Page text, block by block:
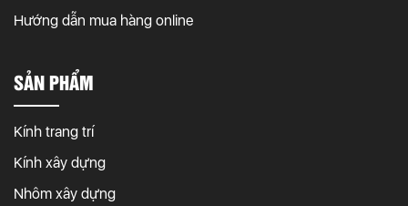
Hướng dẫn mua hàng online
SẢN PHẨM
Kính trang trí
Kính xây dựng
Nhôm xây dựng